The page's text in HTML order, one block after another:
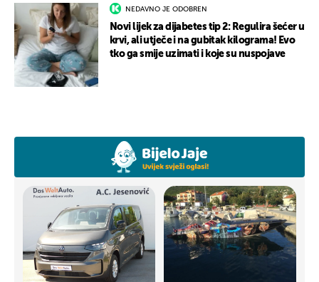
NEDAVNO JE ODOBREN
Novi lijek za dijabetes tip 2: Regulira šećer u
krvi, ali utječe i na gubitak kilograma! Evo
tko ga smije uzimati i koje su nuspojave